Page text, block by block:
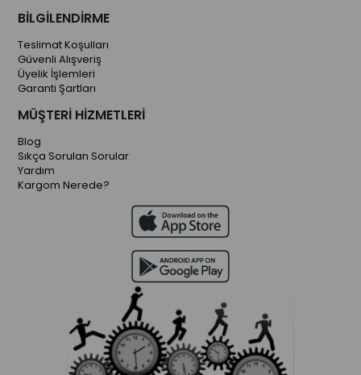
BİLGİLENDİRME
Teslimat Koşulları
Güvenli Alışveriş
Üyelik İşlemleri
Garanti Şartları
MÜŞTERİ HİZMETLERİ
Blog
Sıkça Sorulan Sorular
Yardım
Kargom Nerede?